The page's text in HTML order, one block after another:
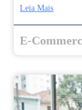
Leia Mais
E-